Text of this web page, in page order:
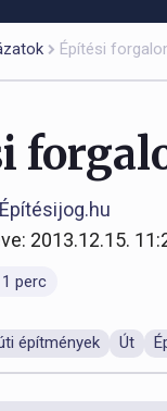
Építési
2013.12.15.
1 perc
építmények Út